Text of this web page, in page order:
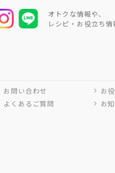
オトクな情報や、
レシピ・お役立ち情
お問い合わせ
よくあるご質問
お
お